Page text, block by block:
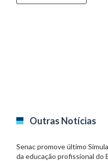
Outras Notícias
Senac promove último
da educação profissional do